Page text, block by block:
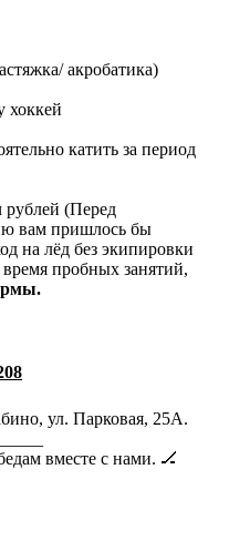
акробатика)
хоккей
катить за период
рублей (Перед
вам пришлось бы
на лёд без экипировки
пробных занятий,
ул. Парковая, 25А.
вместе с нами. 🏒